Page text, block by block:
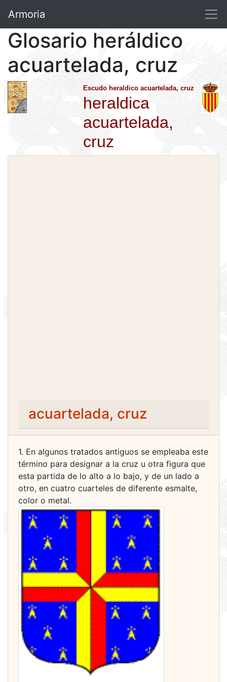
Armoria
Glosario heráldico
acuartelada, cruz
Escudo heraldico acuartelada, cruz
heraldica
acuartelada,
cruz
acuartelada, cruz
1. En algunos tratados antiguos se empleaba este
término para designar a la cruz u otra figura que
esta partida de lo alto a lo bajo, y de un lado a
otro, en cuatro cuarteles de diferente esmalte,
color o metal.